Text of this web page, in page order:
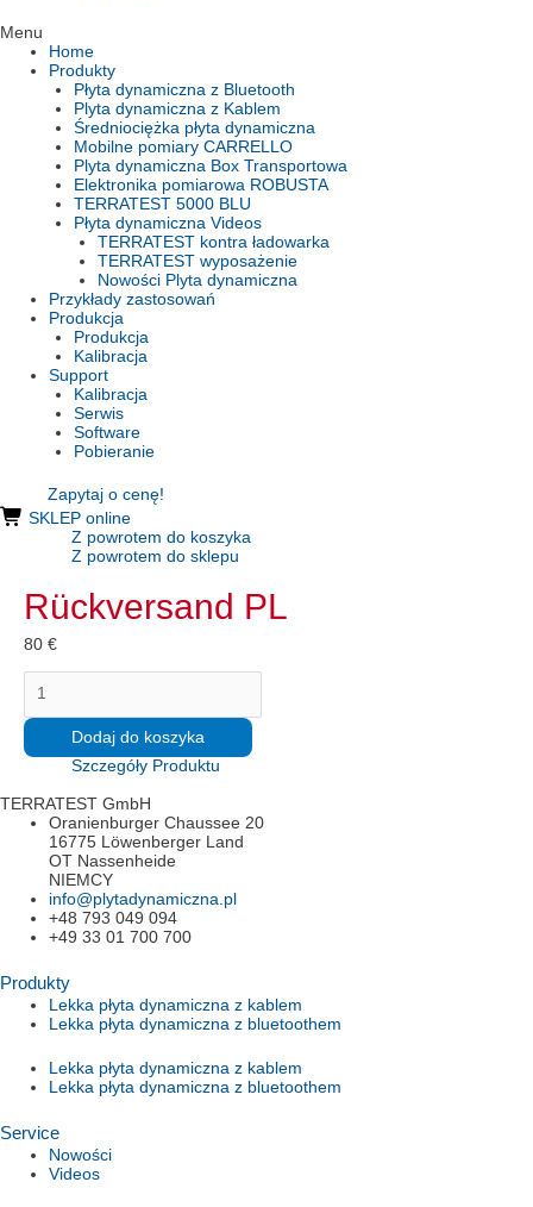
Menu
Home
Produkty
Płyta dynamiczna z Bluetooth
Plyta dynamiczna z Kablem
Średniociężka płyta dynamiczna
Mobilne pomiary CARRELLO
Plyta dynamiczna Box Transportowa
Elektronika pomiarowa ROBUSTA
TERRATEST 5000 BLU
Płyta dynamiczna Videos
TERRATEST kontra ładowarka
TERRATEST wyposażenie
Nowości Plyta dynamiczna
Przykłady zastosowań
Produkcja
Produkcja
Kalibracja
Support
Kalibracja
Serwis
Software
Pobieranie
Zapytaj o cenę!
SKLEP online
Z powrotem do koszyka
Z powrotem do sklepu
Rückversand PL
80 €
Rückversand
PL
Dodaj do koszyka
Szczegóły Produktu
TERRATEST GmbH
Oranienburger Chaussee 20
16775 Löwenberger Land
OT Nassenheide
NIEMCY
info@plytadynamiczna.pl
+48 793 049 094
+49 33 01 700 700
Produkty
Lekka płyta dynamiczna z kablem
Lekka płyta dynamiczna z bluetoothem
Lekka płyta dynamiczna z kablem
Lekka płyta dynamiczna z bluetoothem
Service
Nowości
Videos